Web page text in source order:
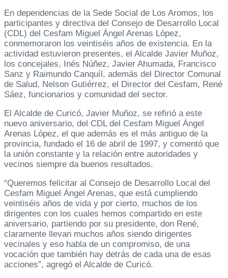
En dependencias de la Sede Social de Los Aromos, los
participantes y directiva del Consejo de Desarrollo Local
(CDL) del Cesfam Miguel Ángel Arenas López,
conmemoraron los veintiséis años de existencia. En la
actividad estuvieron presentes, el Alcalde Javier Muñoz,
los concejales, Inés Núñez, Javier Ahumada, Francisco
Sanz y Raimundo Canquíl, además del Director Comunal
de Salud, Nelson Gutiérrez, el Director del Cesfam, René
Sáez, funcionarios y comunidad del sector.
El Alcalde de Curicó, Javier Muñoz, se refirió a este
nuevo aniversario, del CDL del Cesfam Miguel Ángel
Arenas López, el que además es el más antiguo de la
provincia, fundado el 16 de abril de 1997, y comentó que
la unión constante y la relación entre autoridades y
vecinos siempre da buenos resultados.
“Queremos felicitar al Consejo de Desarrollo Local del
Cesfam Miguel Ángel Arenas, que está cumpliendo
veintiséis años de vida y por cierto, muchos de los
dirigentes con los cuales hemos compartido en este
aniversario, partiendo por su presidente, don René,
claramente llevan muchos años siendo dirigentes
vecinales y eso habla de un compromiso, de una
vocación que también hay detrás de cada una de esas
acciones”, agregó el Alcalde de Curicó.